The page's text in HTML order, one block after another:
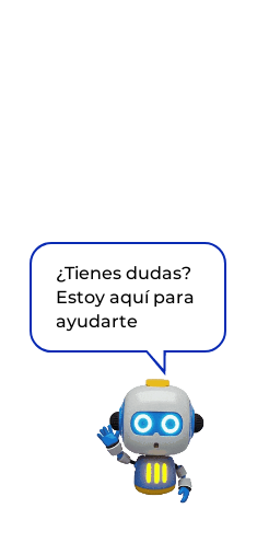
¿Tienes dudas?
Estoy aquí para
ayudarte